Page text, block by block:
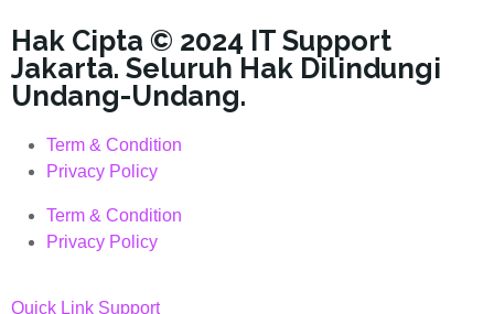
Hak Cipta © 2024 IT Support
Jakarta. Seluruh Hak Dilindungi
Undang-Undang.
Term & Condition
Privacy Policy
Term & Condition
Privacy Policy
Quick Link Support